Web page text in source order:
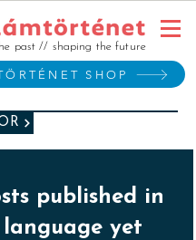
SHOP
past // shaping the future
published in
yet